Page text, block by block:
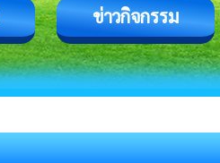
ข่าวกิจกรรม